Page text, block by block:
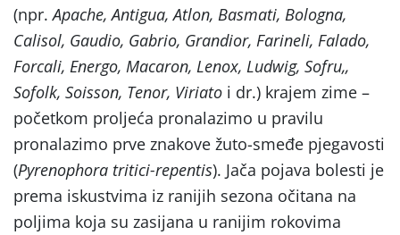
(npr.Apache, Antigua, Atlon, Basmati, Bologna,
Calisol, Gaudio, Gabrio, Grandior, Farineli, Falado,
Forcali, Energo, Macaron, Lenox, Ludwig, Sofru,,
Sofolk, Soisson, Tenor, Viriato i dr.) krajem zime –
početkom proljeća pronalazimo u pravilu
pronalazimo prve znakove žuto-smeđe pjegavosti
(Pyrenophora tritici-repentis). Jača pojava bolesti je
prema iskustvima iz ranijih sezona očitana na
poljima koja su zasijana u ranijim rokovima